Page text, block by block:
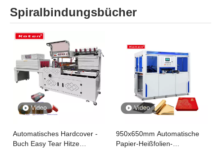
Spiralbindungsbücher
Video
Automatisches Hardcover -
Buch Easy Tear Hitze
Video
950x650mm Automatische
Papier-Heißfolien-